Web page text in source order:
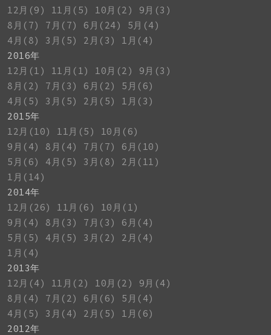
12月(9)
11月(5) 10月(2)
9月(3)
8月(7)
7月(7) 6月(24)
5月(4)
4月(8)
3月(5) 2月(3)
1月(4)
2016年
12月(1)
11月(1) 10月(2)
9月(3)
8月(2)
7月(3) 6月(2)
5月(6)
4月(5)
3月(5) 2月(5)
1月(3)
2015年
12月(10)
11月(5)
10月(6)
9月(4)
8月(4) 7月(7)
6月(10)
5月(6)
4月(5) 3月(8)
2月(11)
1月(14)
2014年
12月(26)
11月(6)
10月(1)
9月(4)
8月(3) 7月(3)
6月(4)
5月(5)
4月(5) 3月(2)
2月(4)
1月(4)
2013年
12月(4)
11月(2) 10月(2)
9月(4)
8月(4)
7月(2) 6月(6)
5月(4)
4月(5)
3月(4) 2月(5)
1月(6)
2012年